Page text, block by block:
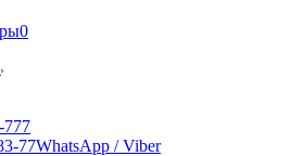
0
777
77WhatsApp / Viber